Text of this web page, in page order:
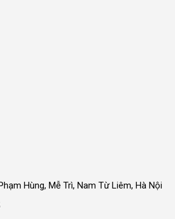
Hùng, Mễ Trì, Nam Từ Liêm, Hà Nội